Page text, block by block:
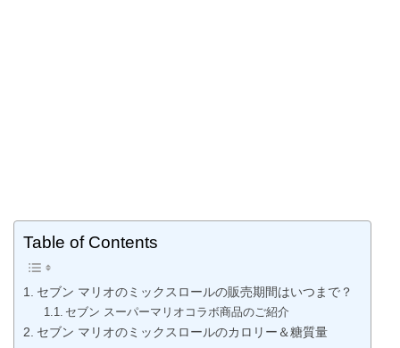
Table of Contents
セブン マリオのミックスロールの販売期間はいつまで？
セブン スーパーマリオコラボ商品のご紹介
セブン マリオのミックスロールのカロリー＆糖質量